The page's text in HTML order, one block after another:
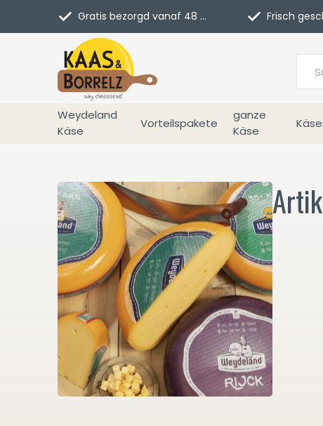
Weydeland
Käse
Vorteilspakete
ganze
Käse
Gratis bezorgd vanaf 48 euro in NL Frisch